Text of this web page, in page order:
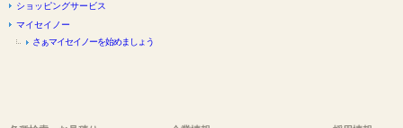
ショッピングサービス
マイセイノー
さぁマイセイノーを始めましょう